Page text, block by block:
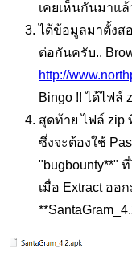
เคยเห็นกันมาแล้
ได้ข้อมูลมาตั้งส
ต่อกันครับ..
http://
Bingo !! ได้ไฟล์
สุดท้าย ไฟล์ zip
ซึ่งจะต้องใช้
"bugbounty**"
เมื่อ Extract ออ